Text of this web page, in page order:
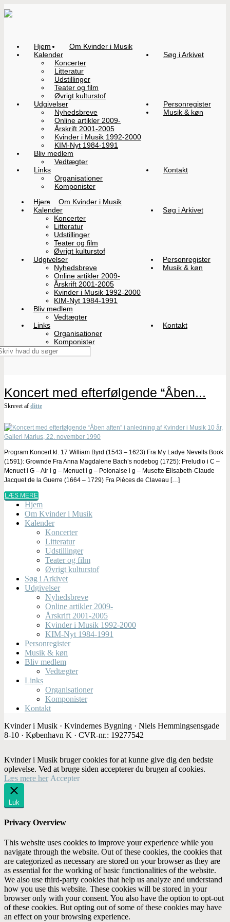
Hjem
Om Kvinder i Musik
Kalender
Koncerter
Litteratur
Udstillinger
Teater og film
Øvrigt kulturstof
Søg i Arkivet
Udgivelser
Nyhedsbreve
Online artikler 2009-
Årskrift 2001-2005
Kvinder i Musik 1992-2000
KIM-Nyt 1984-1991
Personregister
Musik & køn
Bliv medlem
Vedtægter
Links
Organisationer
Komponister
Kontakt
Hjem
Om Kvinder i Musik
Kalender
Koncerter
Litteratur
Udstillinger
Teater og film
Øvrigt kulturstof
Søg i Arkivet
Udgivelser
Nyhedsbreve
Online artikler 2009-
Årskrift 2001-2005
Kvinder i Musik 1992-2000
KIM-Nyt 1984-1991
Personregister
Musik & køn
Bliv medlem
Vedtægter
Links
Organisationer
Komponister
Kontakt
Koncert med efterfølgende “Åben...
Skrevet af ditte
Program Koncert kl. 17 William Byrd (1543 – 1623) Fra My Ladye Nevells Book
(1591): Grownde Fra Anna Magdalene Bach’s nodebog (1725): Preludio i C –
Menuet i G – Air i g – Menuet i g – Polonaise i g – Musette Elisabeth-Claude
Jacquet de la Guerre (1664 – 1729) Fra Pièces de Claveau […]
LÆS MERE
Hjem
Om Kvinder i Musik
Kalender
Koncerter
Litteratur
Udstillinger
Teater og film
Øvrigt kulturstof
Søg i Arkivet
Udgivelser
Nyhedsbreve
Online artikler 2009-
Årskrift 2001-2005
Kvinder i Musik 1992-2000
KIM-Nyt 1984-1991
Personregister
Musik & køn
Bliv medlem
Vedtægter
Links
Organisationer
Komponister
Kontakt
Kvinder i Musik · Kvindernes Bygning · Niels Hemmingsensgade
8-10 · København K · CVR-nr.: 19277542
Kvinder i Musik bruger cookies for at kunne give dig den bedste
oplevelse. Ved at bruge siden accepterer du brugen af cookies.
Læs mere her Accepter
Luk
Privacy Overview
This website uses cookies to improve your experience while you
navigate through the website. Out of these cookies, the cookies that
are categorized as necessary are stored on your browser as they are
as essential for the working of basic functionalities of the website.
We also use third-party cookies that help us analyze and understand
how you use this website. These cookies will be stored in your
browser only with your consent. You also have the option to opt-out
of these cookies. But opting out of some of these cookies may have
an effect on your browsing experience.